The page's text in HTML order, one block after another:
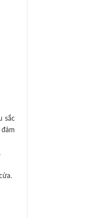
sắc